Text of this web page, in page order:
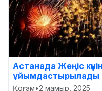
Астанада Жеңіс
ұйымдастырылады
Қоғам•2 мамыр, 2025